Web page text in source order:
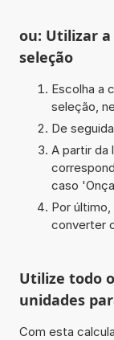
ou: Utilizar a
seleção
Escolha a
seleção,
De
A partir da
caso '
Por último,
converter
Utilize todo
unidades
Com esta